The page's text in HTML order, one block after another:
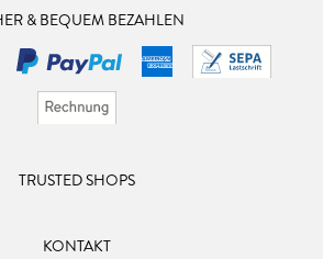
& BEQUEM BEZAHLEN
TRUSTED SHOPS
KONTAKT